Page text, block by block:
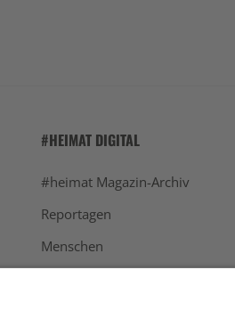
#HEIMAT DIGITAL
#heimat Magazin-Archiv
Reportagen
Menschen